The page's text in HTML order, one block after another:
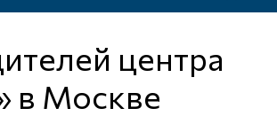
в Москве